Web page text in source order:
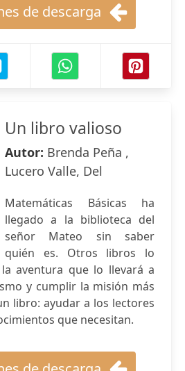
de descarga
Un libro valioso
Autor: Brenda Peña ,
Lucero Valle, Del
Matemáticas Básicas ha
llegado a la biblioteca del
señor Mateo sin saber
quién es. Otros libros lo
aventura que lo llevará a
y cumplir la misión más
libro: ayudar a los lectores
que necesitan.